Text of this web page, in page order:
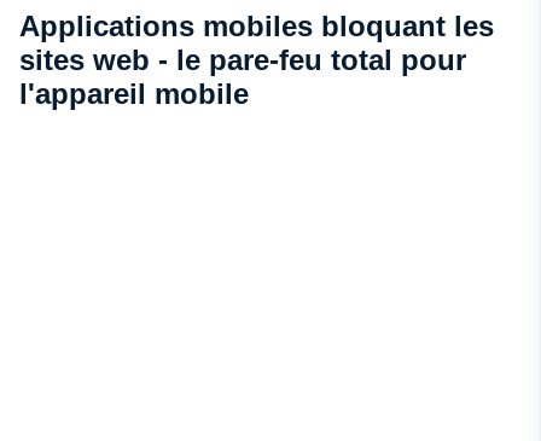
Applications mobiles bloquant les
sites web - le pare-feu total pour
l'appareil mobile